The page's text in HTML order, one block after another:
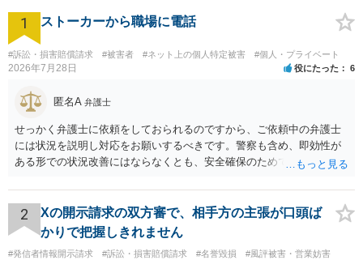
1 ストーカーから職場に電話
#訴訟・損害賠償請求 #被害者 #ネット上の個人特定被害 #個人・プライベート
2026年7月28日 役にたった 6
匿名A 弁護士
せっかく弁護士に依頼をしておられるのですから、ご依頼中の弁護士
には状況を説明し対応をお願いするべきです。警察も含め、即効性が
ある形での状況改善にはならなくとも、安全確保のためできることは
2
Xの開示請求の双方審で、相手方の主張が口頭ば
かりで把握しきれません
#発信者情報開示請求 #訴訟・損害賠償請求 #名誉毀損
#風評被害・営業妨害